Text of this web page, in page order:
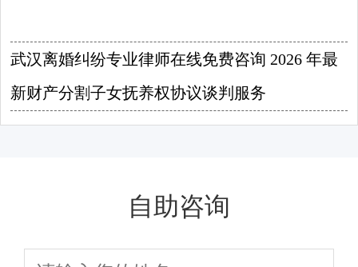
武汉离婚纠纷专业律师在线免费咨询 2026 年最
新财产分割子女抚养权协议谈判服务
自助咨询